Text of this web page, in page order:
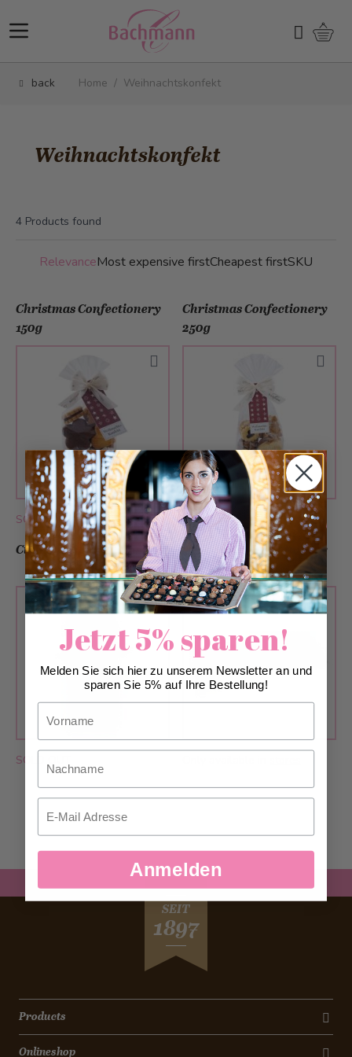
Search
back Home / Weihnachtskonfekt
Weihnachtskonfekt
4 Products found
RelevanceMost expensive firstCheapest firstSKU
Christmas Confectionery
150g
SOLD OUT
Christmas Confectionery
250g
Only available instores
Cinnamon Stars 140g
SOLD OUT
Christmas Confectionery
3pc.
SEIT
1897
Products
Onlineshop
Jetzt 5% sparen!
Melden Sie sich hier zu unserem Newsletter an und
sparen Sie 5% auf Ihre Bestellung!
Nachname
Email
Anmelden